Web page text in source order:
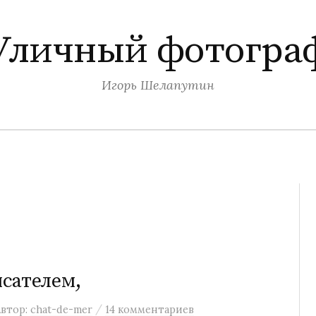
Игорь Шелапутин
chat-de-mer / 14 комментариев